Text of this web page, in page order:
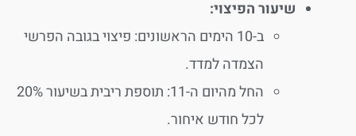
שיעור הפיצוי:
ב-10 הימים הראשונים: פיצוי בגובה הפרשי
הצמדה למדד.
החל מהיום ה-11: תוספת ריבית בשיעור 20%
לכל חודש איחור.